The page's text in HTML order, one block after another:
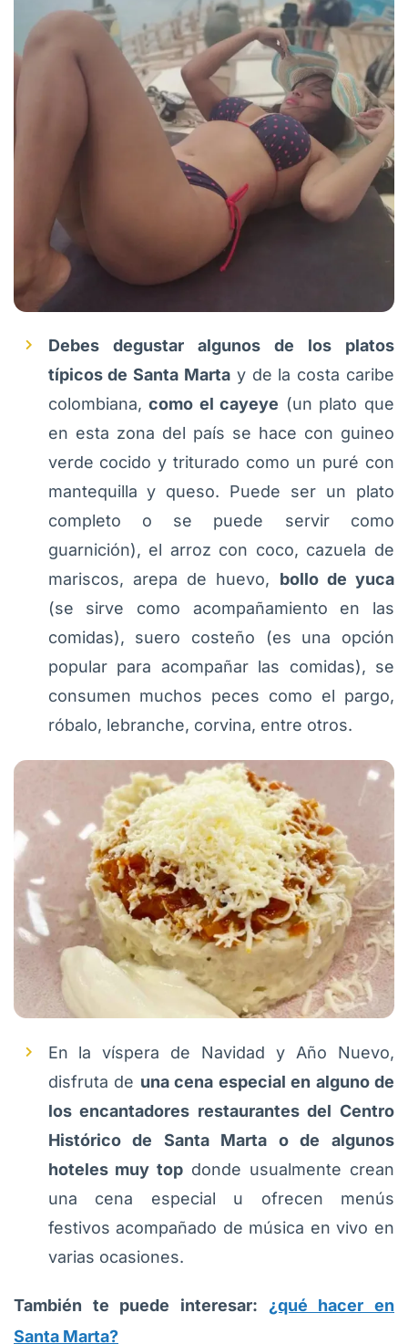
Debes degustar algunos de los platos
típicos de Santa Martay de la costa caribe
colombiana,como el cayeye (un plato que
en esta zona del país se hace con guineo
verde cocido y triturado como un puré con
mantequilla y queso. Puede ser un plato
completo o se puede servir como
guarnición), el arroz con coco, cazuela de
mariscos, arepa de huevo, bollo de yuca
(se sirve como acompañamiento en las
comidas), suero costeño (es una opción
popular para acompañar las comidas), se
consumen muchos peces como el pargo,
róbalo, lebranche, corvina, entre otros.
En la víspera de Navidad y Año Nuevo,
disfruta de una cena especial en alguno de
los encantadores restaurantes del Centro
Histórico de Santa Marta o de algunos
hoteles muy top donde usualmente crean
una cena especial u ofrecen menús
festivos acompañado de música en vivo en
varias ocasiones.
También te puede interesar: ¿qué hacer en
Santa Marta?